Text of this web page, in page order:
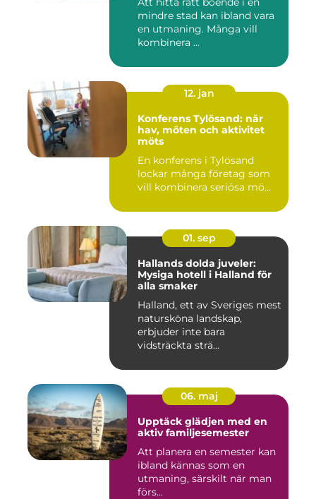
mindre stad kan ibland vara
en utmaning. Många vill
kombinera ...
12. jan
Konferens Tylösand: när
hav, möten och aktivitet
möts
En konferens i Tylösand
lockar många företag som
vill kombinera seriösa mö...
01. sep
Hallands dolda juveler:
Mysiga hotell i Halland för
alla smaker
Halland, ett av Sveriges mest
natursköna landskap,
erbjuder inte bara
vidsträckta strä...
06. maj
Upptäck glädjen med en
aktiv familjesemester
Att planera en semester kan
ibland kännas som en
utmaning, särskilt när man
förs...